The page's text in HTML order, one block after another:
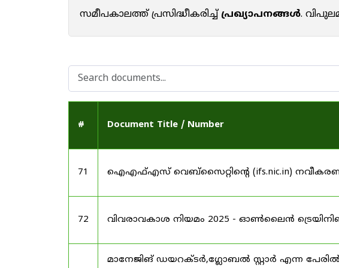
സമീപകാലത്ത് പ്രസിദ്ധീകരിച്ച്പ്രഖ്യാപനങ്ങൾ.
# Document Title / Number
71 ഐഎഫ്എസ് വെബ്‌സൈറ്റിന്റെ (ifs.nic.in)
72 വിവരാവകാശ നിയമം 2025 - ഓൺലൈൻ
മാനേജിങ് ഡയറക്ടർ,ഗ്ലോബൽ സ്റ്റാർ എന്ന പേരിൽ